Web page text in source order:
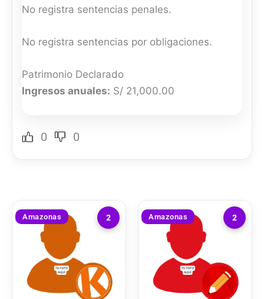
No registra sentencias penales.
No registra sentencias por obligaciones.
Patrimonio Declarado
Ingresos anuales: S/ 21,000.00
0 0
2
Amazonas 2
Amazonas